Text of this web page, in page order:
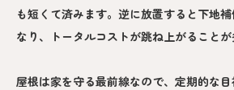
も短くて済みます。逆に放置すると下地
なり、トータルコストが跳ね上がることが
屋根は家を守る最前線なので、定期的な